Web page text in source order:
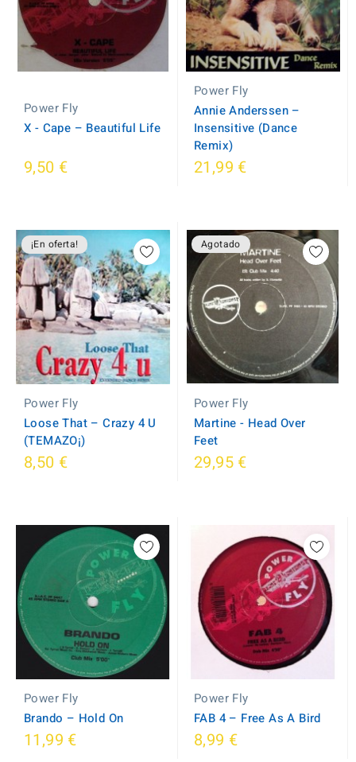
Power Fly
X - Cape ‎– Beautiful Life
9,50 €
Power Fly
Annie Anderssen ‎–
Insensitive (Dance
Remix)
21,99 €
¡En oferta!
Power Fly
Loose That ‎– Crazy 4 U
(TEMAZO¡)
8,50 €
Agotado
Power Fly
Martine - Head Over
Feet
29,95 €
Power Fly
Brando ‎– Hold On
11,99 €
Power Fly
FAB 4 ‎– Free As A Bird
8,99 €